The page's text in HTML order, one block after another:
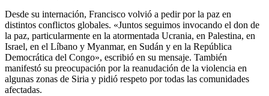
Desde su internación, Francisco volvió a pedir por la paz en
distintos conflictos globales. «Juntos seguimos invocando el don de
la paz, particularmente en la atormentada Ucrania, en Palestina, en
Israel, en el Líbano y Myanmar, en Sudán y en la República
Democrática del Congo», escribió en su mensaje. También
manifestó su preocupación por la reanudación de la violencia en
algunas zonas de Siria y pidió respeto por todas las comunidades
afectadas.